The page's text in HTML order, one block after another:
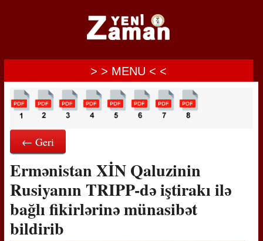
> > MENU < <
← Geri
Ermənistan XİN Qaluzinin
Rusiyanın TRIPP-də iştirakı ilə
bağlı fikirlərinə münasibət
bildirib